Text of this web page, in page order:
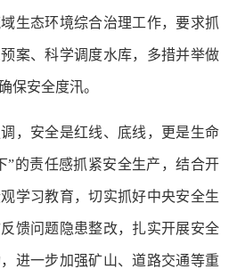
生态环境综合治理工作，要求抓
案、科学调度水库，多措并举做
保安全度汛。
安全是红线、底线，更是生命
”的责任感抓紧安全生产，结合开
学习教育，切实抓好中央安全生
馈问题隐患整改，扎实开展安全
进一步加强矿山、道路交通等重